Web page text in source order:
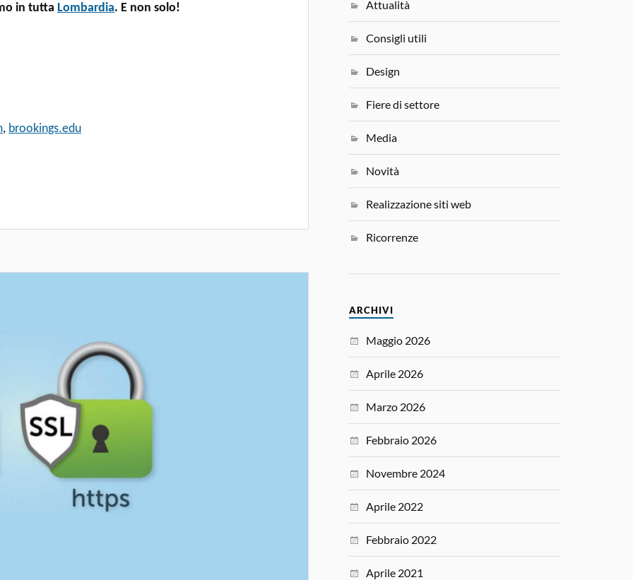
in tutta Lombardia. E non solo!
, brookings.edu
Attualità
Consigli utili
Design
Fiere di settore
Media
Novità
Realizzazione siti web
Ricorrenze
ARCHIVI
Maggio 2026
Aprile 2026
Marzo 2026
Febbraio 2026
Novembre 2024
Aprile 2022
Febbraio 2022
Aprile 2021